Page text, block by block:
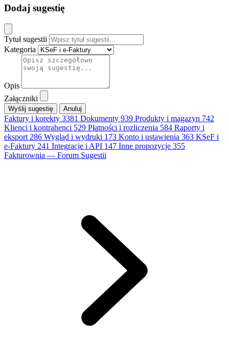
Dodaj sugestię
Tytuł sugestii
Kategoria
Opis
Załączniki
Anuluj
Faktury i korekty 3381 Dokumenty 939 Produkty i magazyn 742
Klienci i kontrahenci 529 Płatności i rozliczenia 584 Raporty i
eksport 286 Wygląd i wydruki 173 Konto i ustawienia 363 KSeF i
e-Faktury 241 Integracje i API 147 Inne propozycje 355
Fakturownia — Forum Sugestii